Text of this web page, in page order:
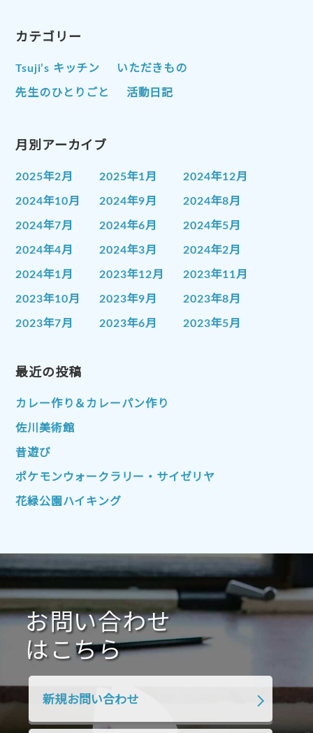
カテゴリー
Tsuji’s キッチン いただきもの
先生のひとりごと 活動日記
月別アーカイブ
2025年2月 2025年1月 2024年12月
2024年10月 2024年9月 2024年8月
2024年7月 2024年6月 2024年5月
2024年4月 2024年3月 2024年2月
2024年1月 2023年12月 2023年11月
2023年10月 2023年9月 2023年8月
2023年7月 2023年6月 2023年5月
2023年1月
2022年10月 2022年9月
2022年7月
2022年4月
2022年1月 2021年12月 2021年11月
2021年10月 2021年9月
2021年1月 2020年12月 2020年11月
2020年10月 2020年9月 2020年8月
2020年7月 2020年6月 2020年5月
2020年4月 2020年3月 2020年2月
2019年10月 2019年9月
最近の投稿
カレー作り＆カレーパン作り
佐川美術館
昔遊び
ポケモンウォークラリー・サイゼリヤ
花緑公園ハイキング
お問い合わせ
はこちら
新規お問い合わせ